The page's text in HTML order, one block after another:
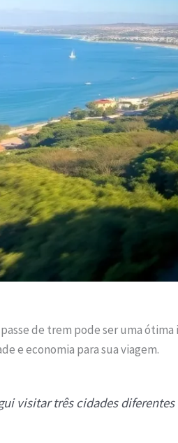
de trem pode ser uma
e economia para sua viagem.
visitar três cidades